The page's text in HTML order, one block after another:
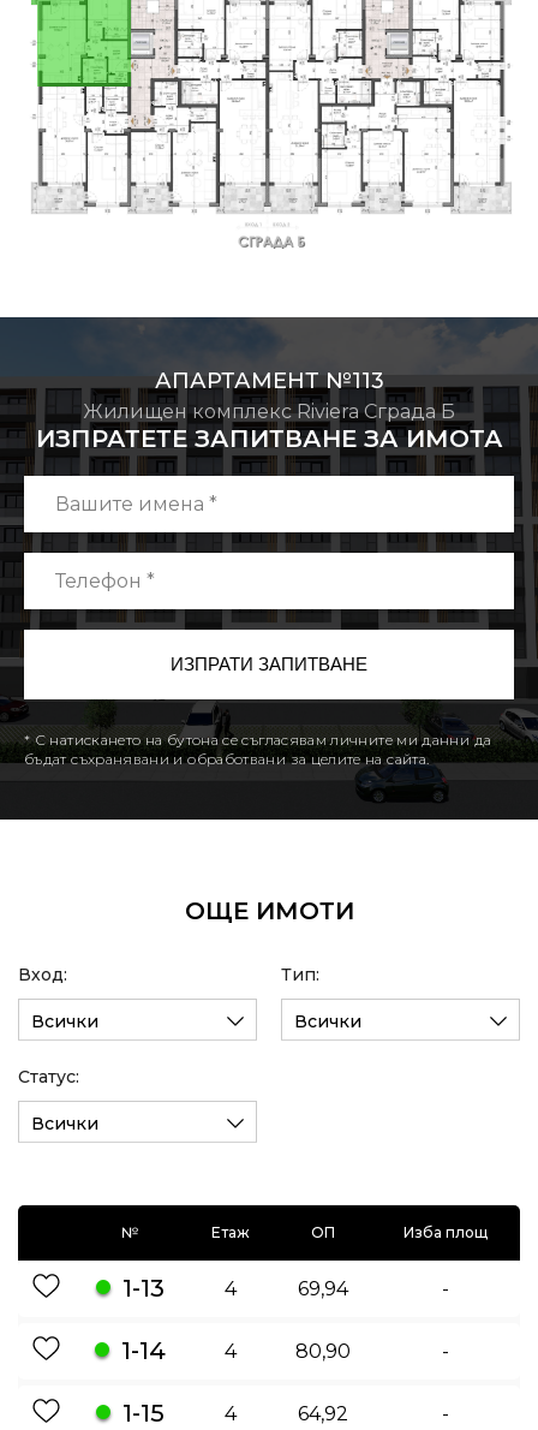
АПАРТАМЕНТ №113
Жилищен комплекс Riviera Сграда Б
ИЗПРАТЕТЕ ЗАПИТВАНЕ ЗА ИМОТА
* С натискането на бутона се съгласявам личните ми данни да
бъдат съхранявани и обработвани за целите на сайта.
ОЩЕ ИМОТИ
Вход:
Всички
Тип:
Всички
Статус:
Всички
№ Етаж ОП Изба площ
1-13 4 69,94 -
1-14 4 80,90 -
1-15 4 64,92 -